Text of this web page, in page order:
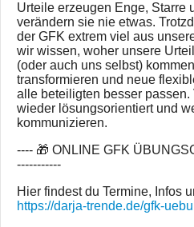
Urteile erzeugen Enge, Starre
verändern sie nie etwas.
der GFK extrem viel aus
wir wissen, woher unsere
(oder auch uns selbst)
transformieren und neue
alle beteiligten besser
wieder lösungsorientiert und
kommunizieren.
---- 🎁 ONLINE GFK
-----------
Hier findest du Termine, Infos
https://darja-trende.de/gfk-